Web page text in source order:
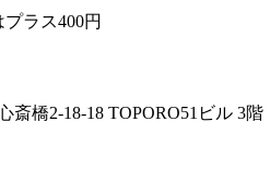
ラス400円
斎橋2-18-18 TOPORO51ビル 3階